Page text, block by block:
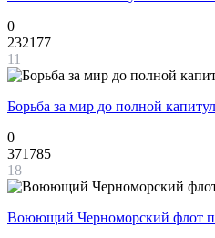
0
232177
11
Борьба за мир до полной
0
371785
18
Воюющий Черноморский флот